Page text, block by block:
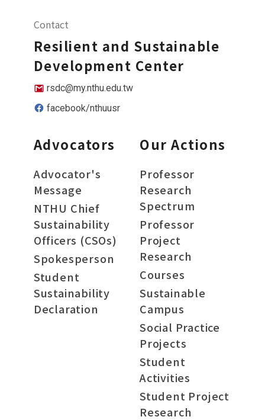
Contact
Resilient and Sustainable
Development Center
rsdc@my.nthu.edu.tw
facebook/nthuusr
Advocators
Advocator's
Message
NTHU Chief
Sustainability
Officers (CSOs)
Spokesperson
Student
Sustainability
Declaration
Our Actions
Professor
Research
Spectrum
Professor
Project
Research
Courses
Sustainable
Campus
Social Practice
Projects
Student
Activities
Student Project
Research